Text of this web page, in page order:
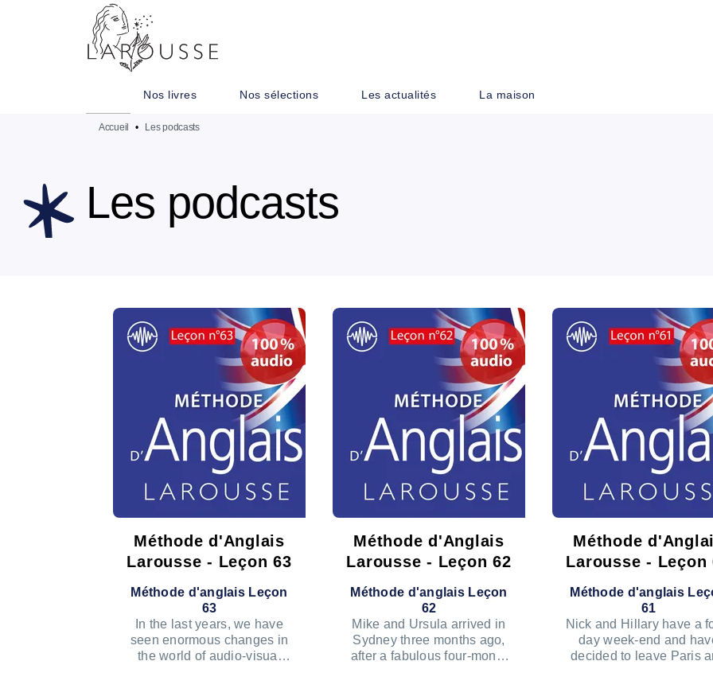
MENU
Nos livres Nos sélections Les actualités La maison
Accueil • Les podcasts
Les podcasts
Méthode d'Anglais
Larousse - Leçon 63
Méthode d'anglais Leçon
63
In the last years, we have
seen enormous changes in
the world of audio-visual
Méthode d'Anglais
Larousse - Leçon 62
Méthode d'anglais Leçon
62
Mike and Ursula arrived in
Sydney three months ago,
after a fabulous four-month
Méthode
Larousse - Leçon
Méthode d'anglais
61
Nick and Hillary have a
day week-end and
decided to leave Paris